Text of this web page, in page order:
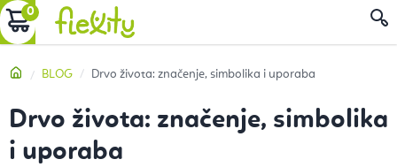
Preskoči
na
KOŠARICA
Početna
BLOG Drvo života: značenje, simbolika i uporaba
Drvo života: značenje, simbolika
i uporaba